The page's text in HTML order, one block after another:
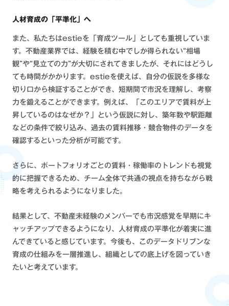
人材育成の「平準化」へ
また、私たちはestieを「育成ツール」としても重視していま
す。不動産業界では、経験を積む中でしか得られない“相場
観”や“見立ての力”が大切にされてきましたが、それにはどうし
ても時間がかかります。estieを使えば、自分の仮説を多様な
切り口から検証することができ、短期間で市況を理解し、考察
力を鍛えることができます。例えば、「このエリアで賃料が上
昇しているのはなぜか？」という仮説に対し、築年数や駅距離
などの条件で絞り込み、過去の賃料推移・競合物件のデータを
確認するといった分析が可能です。
さらに、ポートフォリオごとの賃料・稼働率のトレンドも視覚
的に把握できるため、チーム全体で共通の視点を持ちながら戦
略を考えられるようになりました。
結果として、不動産未経験のメンバーでも市況感覚を早期にキ
ャッチアップできるようになり、人材育成の平準化が着実に進
んできていると感じています。今後も、このデータドリブンな
育成の仕組みを一層推進し、組織としての底上げを図っていき
たいと考えています。